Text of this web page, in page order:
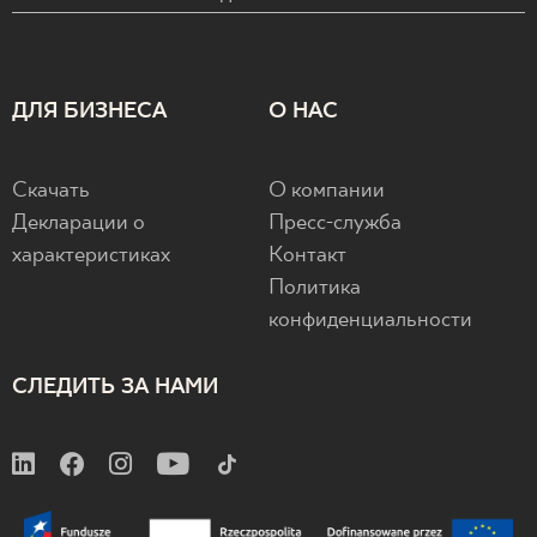
ДЛЯ БИЗНЕСА
Скачать
Декларации о
характеристиках
О НАС
О компании
Пресс-служба
Контакт
Политика
конфиденциальности
СЛЕДИТЬ ЗА НАМИ